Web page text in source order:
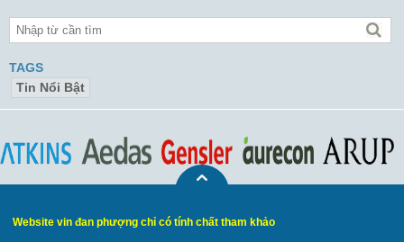
TAGS
Tin Nổi Bật
Website vin đan phượng chỉ có tính chất tham khảo